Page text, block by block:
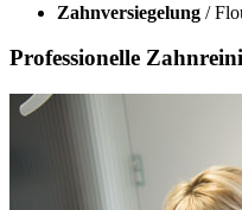
Zahnversiegelung /
Professionelle